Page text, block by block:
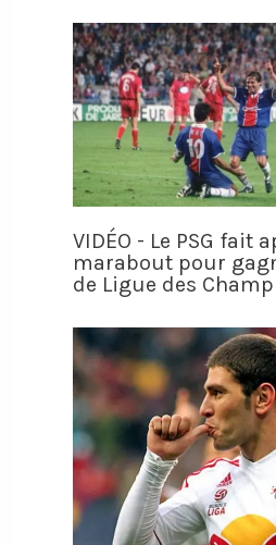
VIDÉO - Le PSG fait
marabout pour
de Ligue des